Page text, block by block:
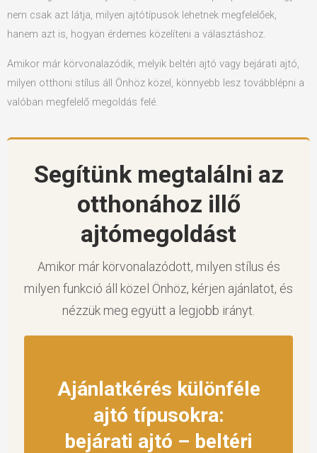
nem csak azt látja, milyen ajtótípusok lehetnek megfelelőek,
hanem azt is, hogyan érdemes közelíteni a választáshoz.
Amikor már körvonalazódik, melyik beltéri ajtó vagy bejárati ajtó,
milyen otthoni stílus áll Önhöz közel, könnyebb lesz továbblépni a
valóban megfelelő megoldás felé.
Segítünk megtalálni az
otthonához illő
ajtómegoldást
Amikor már körvonalazódott, milyen stílus és
milyen funkció áll közel Önhöz, kérjen ajánlatot, és
nézzük meg együtt a legjobb irányt.
Ajánlatkérés különféle
ajtó típusokra:
bejárati ajtó – beltéri